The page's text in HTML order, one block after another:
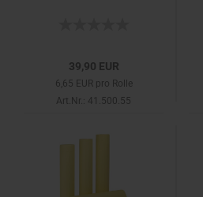
39,90 EUR
6,65 EUR pro Rolle
Art.Nr.: 41.500.55